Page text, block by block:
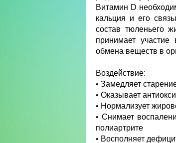
Витамин D
кальция и его
состав тюленьего
принимает
обмена веществ в
Воздействие:
• Замедляет
• Оказывает
• Нормализует
• Снимает
полиартрите
• Восполняет